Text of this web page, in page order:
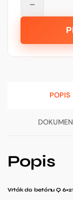
Q
−
POPIS
Popis
Vrták do betónu Q